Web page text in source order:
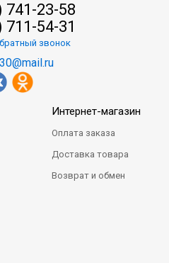
741-23-58
711-54-31
звонок
Интернет-магазин
Оплата заказа
Доставка товара
Возврат и обмен